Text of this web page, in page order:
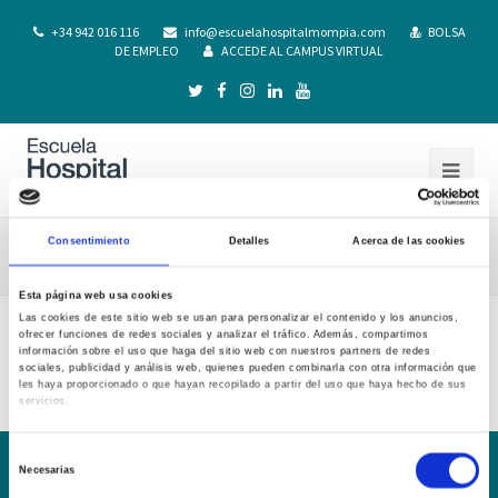
Consentimiento Detalles Acerca de las cookies
Esta página web usa cookies
Las cookies de este sitio web se usan para personalizar el contenido y los anuncios,
ofrecer funciones de redes sociales y analizar el tráfico. Además, compartimos
información sobre el uso que haga del sitio web con nuestros partners de redes
sociales, publicidad y análisis web, quienes pueden combinarla con otra información que
les haya proporcionado o que hayan recopilado a partir del uso que haya hecho de sus
servicios.
Necesarias
+34 942 016 116 info@escuelahospitalmompia.com
BOLSA
DE EMPLEO
ACCEDE AL CAMPUS VIRTUAL
Evaluación Actividad Docente
Evaluación Actividad Docente